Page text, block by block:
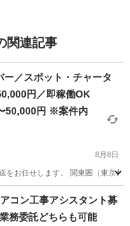
関連記事
ー／スポット・チャータ
円／即稼働OK
50,000円 ※案件内
8月8日
をお任せします。 関東圏（東京
スポット
コン工事アシスタント募
務委託どちらも可能